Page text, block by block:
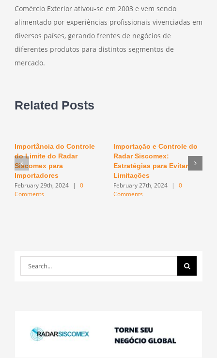
Comércio Exterior ativou-se em 2003 e vem sendo
alimentado por experiências profissionais vivenciadas em
diversos países, gerando frentes de negócios de
diferentes produtos para distintos segmentos de
mercado.
Related Posts
Importância do Controle
do Limite do Radar
Siscomex para
Importadores
February 29th, 2024 |
0
Comments
Importação e Controle do
Radar Siscomex:
Estratégias para Evitar
Limitações
February 27th, 2024 |
0
Comments
Search
for: